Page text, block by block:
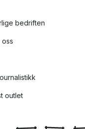
bedriften
outlet